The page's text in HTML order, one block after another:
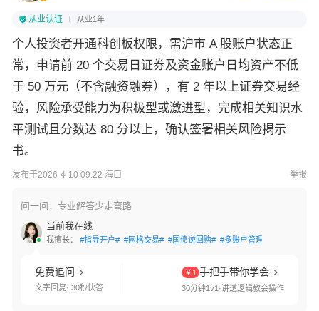
从业认证 从业1年
个人投资者开通科创板权限，需沪市 A 股账户状态正
常，申请前 20 个交易日证券及资金账户日均资产不低
于 50 万元（不含融资融券），有 2 年以上证券交易经
验，风险承受能力为积极型或激进型，完成相关知识水
平测试且分数达 80 分以上，确认签署相关风险揭示
书。
发布于2026-4-10 09:22 海口 举报
问一问，专业解答少走弯路
当前我在线
我擅长： #指导开户# #网格交易# #国债逆回购# #多账户管理#
免费追问
文字回复· 30秒快答
￥1 手把手带你学会
30分钟1v1·讲透逻辑教会操作